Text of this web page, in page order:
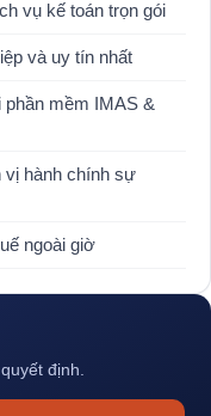
vụ kế toán trọn gói
và uy tín nhất
mềm IMAS &
vị hành chính sự
ngoài giờ
định.